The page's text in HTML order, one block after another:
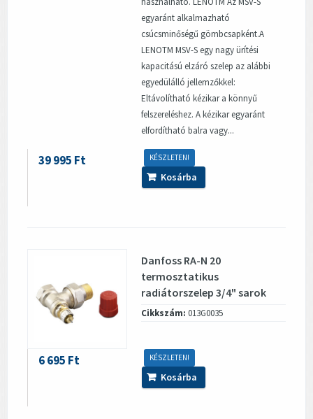
egyaránt alkalmazható
csúcsminőségű gömbcsapként.A
LENOTM MSV-S egy nagy ürítési
kapacitású elzáró szelep az alábbi
egyedülálló jellemzőkkel:
Eltávolítható kézikar a könnyű
felszereléshez. A kézikar egyaránt
elfordítható balra vagy...
KÉSZLETEN!
39 995 Ft
Kosárba
Danfoss RA-N 20
termosztatikus
radiátorszelep 3/4" sarok
Cikkszám: 013G0035
KÉSZLETEN!
6 695 Ft
Kosárba